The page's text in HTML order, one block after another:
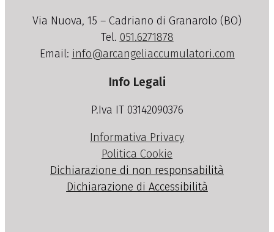
Via Nuova, 15 – Cadriano di Granarolo (BO)
Tel. 051.6271878
Email: info@arcangeliaccumulatori.com
Info Legali
P.Iva IT 03142090376
Informativa Privacy
Politica Cookie
Dichiarazione di non responsabilità
Dichiarazione di Accessibilità